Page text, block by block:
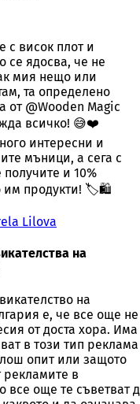
с висок плот и
се ядосва, че не
мия нещо или
та определено
от @Wooden Magic
всичко! 😅❤️
интересни и
мъници, а сега с
и 10%
им продукти! 🏷️🛍️
Lilova
на
на
е, че все още не
от доста хора. Има
в този тип реклама
опит или защото
рекламите в
все още те съветват